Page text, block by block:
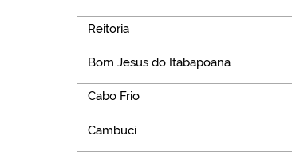
Reitoria
Bom Jesus do Itabapoana
Cabo Frio
Cambuci